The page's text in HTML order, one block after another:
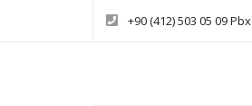
+90 (412) 503 05 09 Pbx